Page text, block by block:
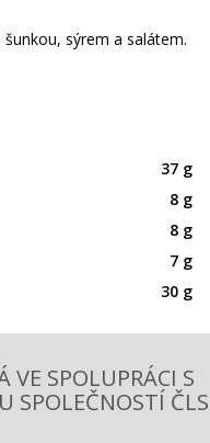
sýrem a salátem.
37 g
8 g
8 g
7 g
30 g
VE SPOLUPRÁCI S
SPOLEČNOSTÍ ČLS